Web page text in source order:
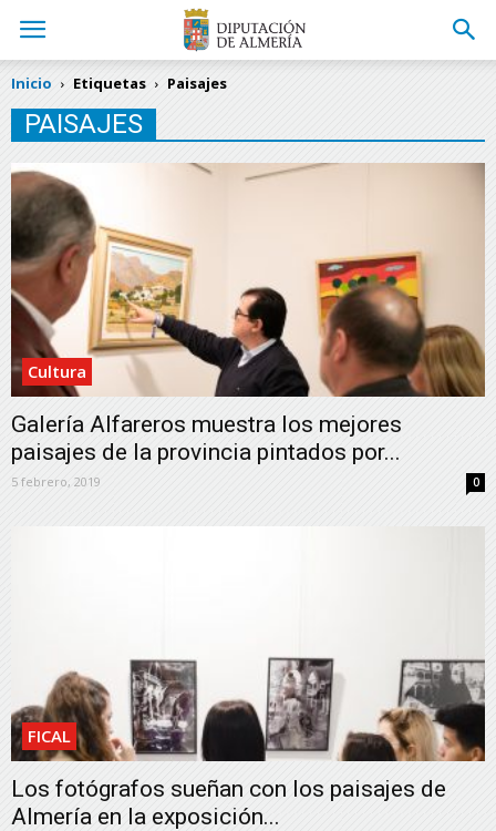
Inicio Etiquetas Paisajes
PAISAJES
Cultura
Galería Alfareros muestra los mejores
paisajes de la provincia pintados por...
5 febrero, 2019 0
FICAL
Los fotógrafos sueñan con los paisajes de
Almería en la exposición...